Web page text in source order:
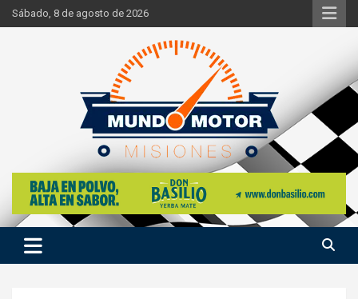
Skip
to
Sábado, 8 de agosto de 2026
Mundo Motor Misiones
Si hay ruido de motores ahí estaremos